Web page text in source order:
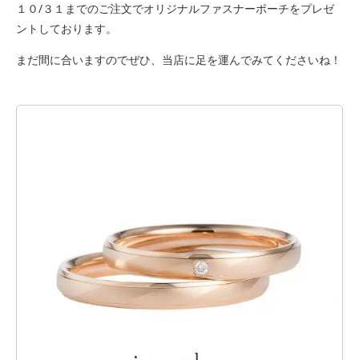
１０/３１までのご注文でオリジナルファスナーポーチをプレゼ
ントしております。
まだ間に合いますのでぜひ、当店に足を運んでみてくださいね！